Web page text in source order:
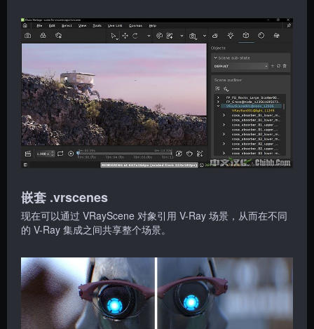
嵌套 .vrscenes
现在可以通过 VRayScene 对象引用 V-Ray 场景，从而在不同
的 V-Ray 集成之间共享整个场景。